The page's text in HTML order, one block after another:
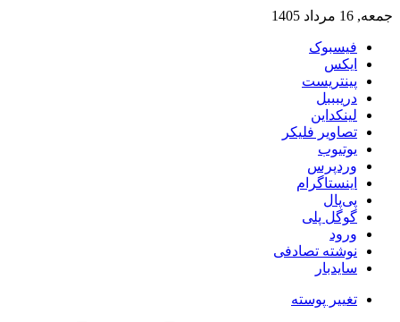
جمعه, 16 مرداد 1405
فیسبوک
ایکس
پینتریست
دریبببل
لینکداین
تصاویر فلیکر
یوتیوب
وردپرس
اینستاگرام
پی‌پال
گوگل پلی
ورود
نوشته تصادفی
سایدبار
تغییر پوسته